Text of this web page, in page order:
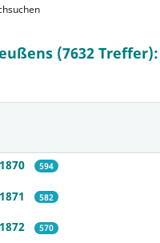
(7632 Treffer):
1870 594
1871 582
1872 570